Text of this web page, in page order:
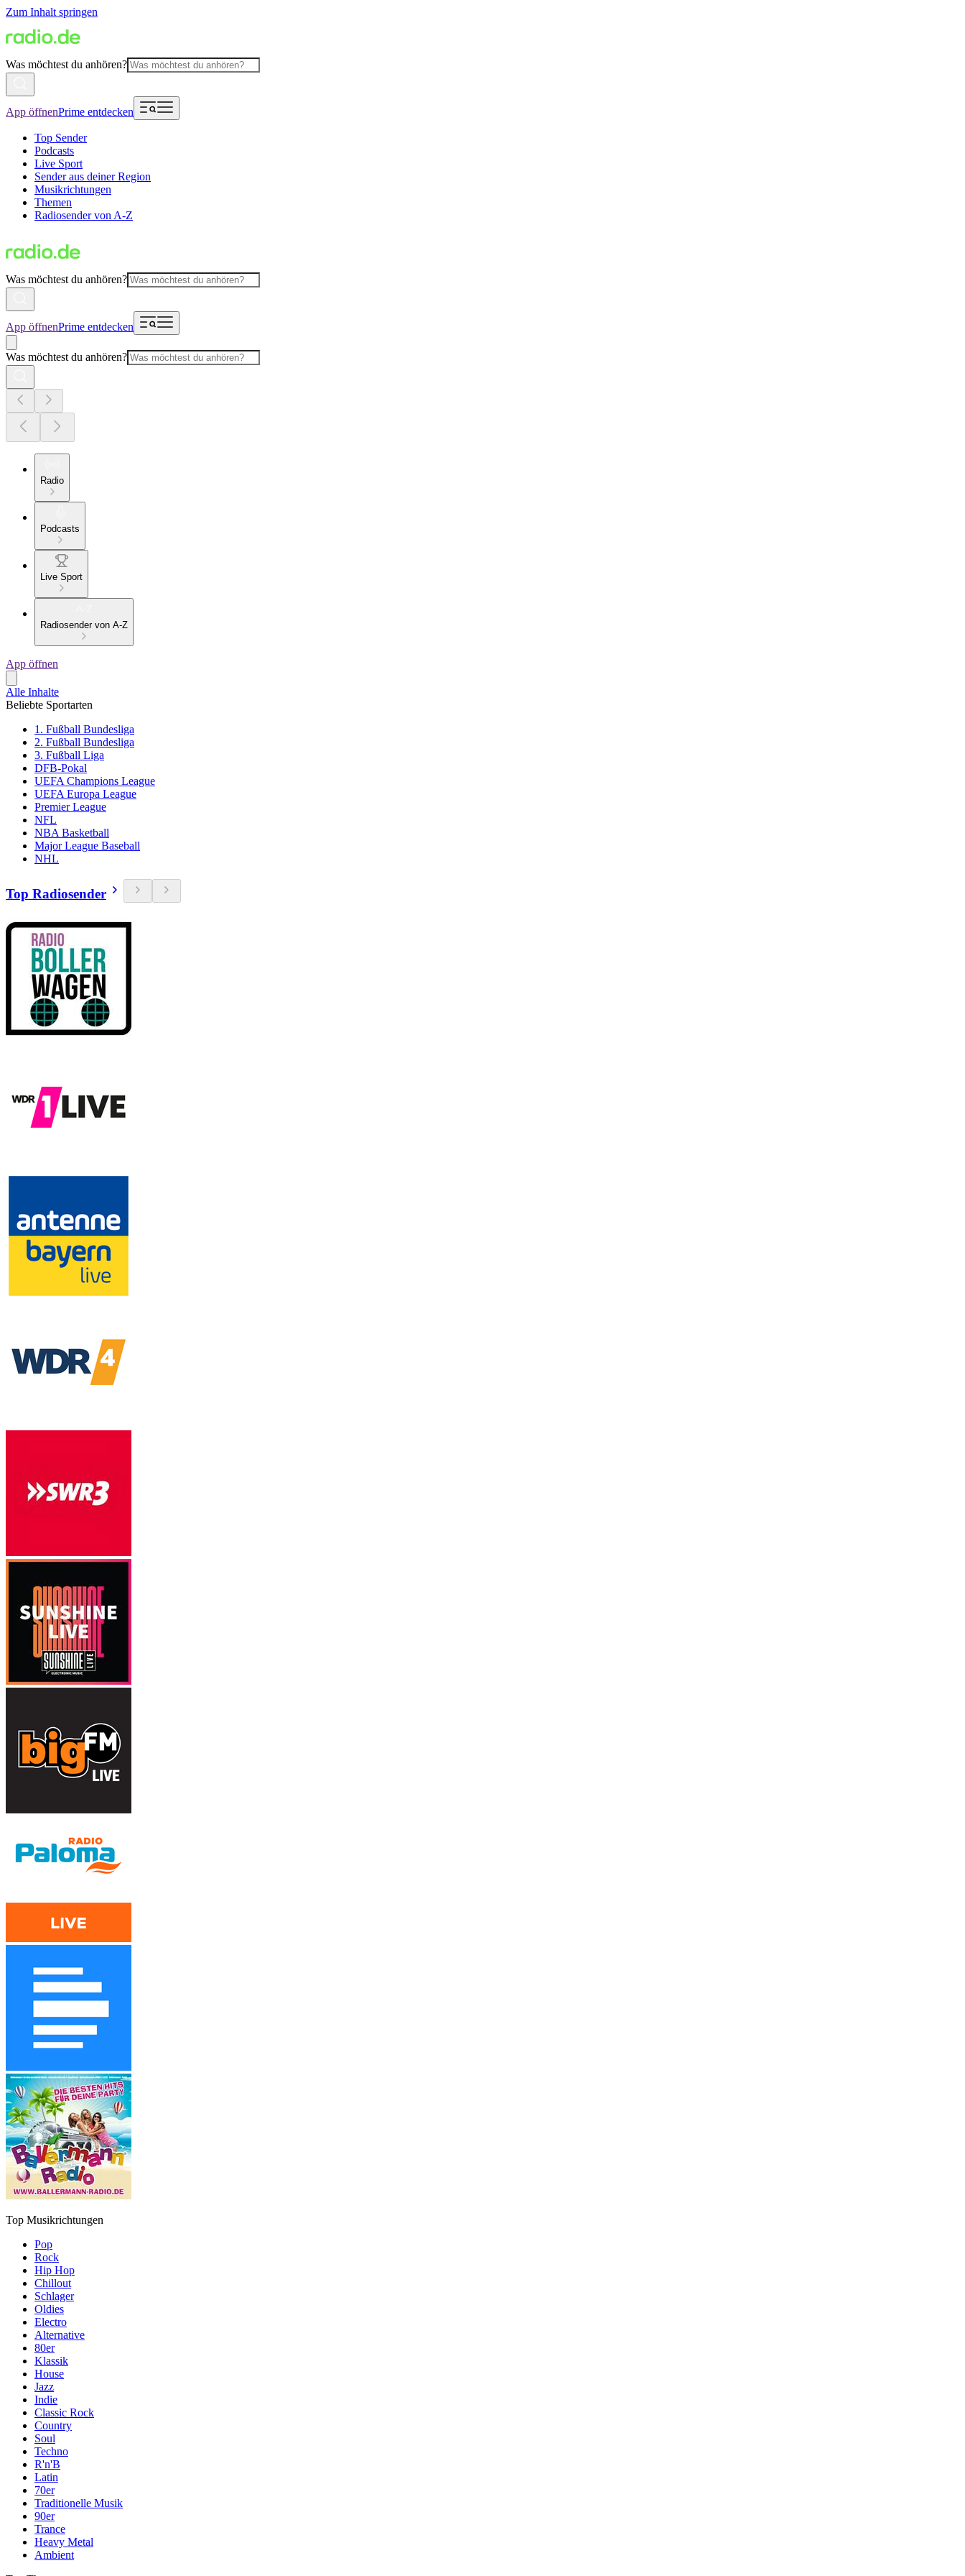
Zum Inhalt springen
Was möchtest du anhören?
App öffnenPrime entdecken
Top Sender
Podcasts
Live Sport
Sender aus deiner Region
Musikrichtungen
Themen
Radiosender von A-Z
Was möchtest du anhören?
App öffnenPrime entdecken
Was möchtest du anhören?
Radio
Podcasts
Live Sport
Radiosender von A-Z
App öffnen
Alle Inhalte
Beliebte Sportarten
1. Fußball Bundesliga
2. Fußball Bundesliga
3. Fußball Liga
DFB-Pokal
UEFA Champions League
UEFA Europa League
Premier League
NFL
NBA Basketball
Major League Baseball
NHL
Top Radiosender
Top Musikrichtungen
Pop
Rock
Hip Hop
Chillout
Schlager
Oldies
Electro
Alternative
80er
Klassik
House
Jazz
Indie
Classic Rock
Country
Soul
Techno
R'n'B
Latin
70er
Traditionelle Musik
90er
Trance
Heavy Metal
Ambient